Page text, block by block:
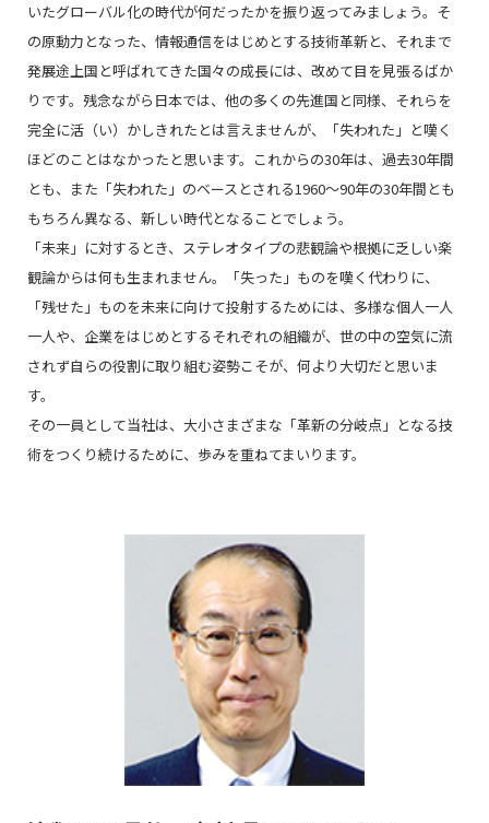
いたグローバル化の時代が何だったかを振り返ってみましょう。そ
の原動力となった、情報通信をはじめとする技術革新と、それまで
発展途上国と呼ばれてきた国々の成長には、改めて目を見張るばか
りです。残念ながら日本では、他の多くの先進国と同様、それらを
完全に活（い）かしきれたとは言えませんが、「失われた」と嘆く
ほどのことはなかったと思います。これからの30年は、過去30年間
とも、また「失われた」のベースとされる1960〜90年の30年間とも
もちろん異なる、新しい時代となることでしょう。
「未来」に対するとき、ステレオタイプの悲観論や根拠に乏しい楽
観論からは何も生まれません。「失った」ものを嘆く代わりに、
「残せた」ものを未来に向けて投射するためには、多様な個人一人
一人や、企業をはじめとするそれぞれの組織が、世の中の空気に流
されず自らの役割に取り組む姿勢こそが、何より大切だと思いま
す。
その一員として当社は、大小さまざまな「革新の分岐点」となる技
術をつくり続けるために、歩みを重ねてまいります。